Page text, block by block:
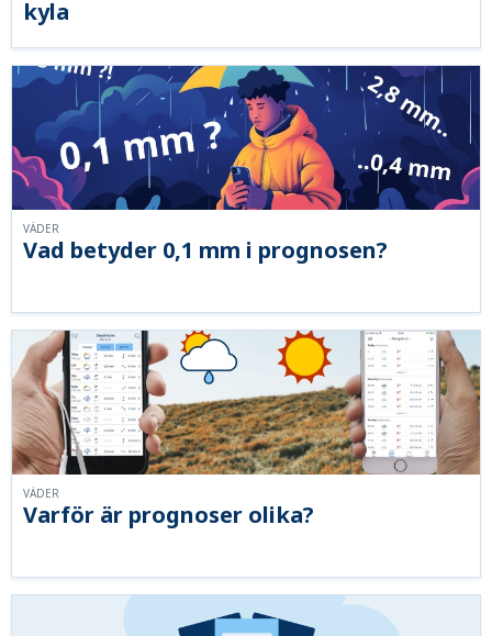
kyla
Vad betyder 0,1 mm i prognosen?
VÄDER
Varför är prognoser olika?
VÄDER